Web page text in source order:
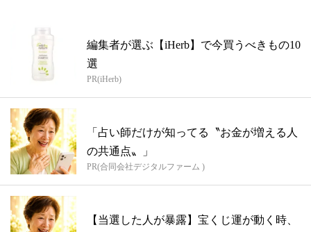
編集者が選ぶ【iHerb】で今買うべきもの10
選
PR(iHerb)
「占い師だけが知ってる〝お金が増える人
の共通点〟」
PR(合同会社デジタルファーム )
【当選した人が暴露】宝くじ運が動く時、